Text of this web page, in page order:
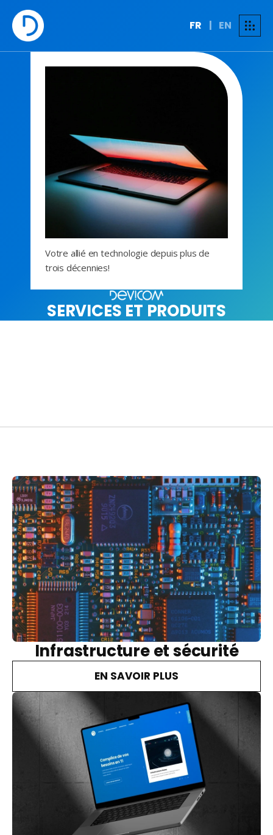
FR | EN
SERVICES ET PRODUITS
Votre allié en technologie depuis plus de
trois décennies!
Infrastructure et sécurité
EN SAVOIR PLUS